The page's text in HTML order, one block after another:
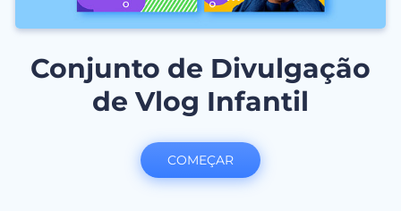
Conjunto de Divulgação
de Vlog Infantil
COMEÇAR